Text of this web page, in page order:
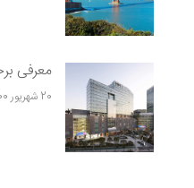
معرفی
20 شهریور 1400